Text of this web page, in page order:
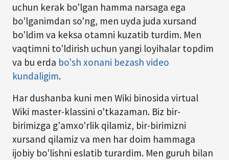
uchun kerak bo'lgan hamma narsaga ega
bo'lganimdan so'ng, men uyda juda xursand
bo'ldim va keksa otamni kuzatib turdim. Men
vaqtimni to'ldirish uchun yangi loyihalar topdim
va bu erda bo'sh xonani bezash video
kundaligim.
Har dushanba kuni men Wiki binosida virtual
Wiki master-klassini o'tkazaman. Biz bir-
birimizga g'amxo'rlik qilamiz, bir-birimizni
xursand qilamiz va men har doim hammaga
ijobiy bo'lishni eslatib turardim. Men guruh bilan